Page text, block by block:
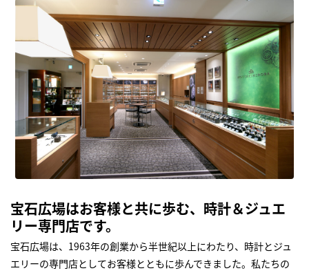
宝石広場はお客様と共に歩む、時計＆ジュエ
リー専門店です。
宝石広場は、1963年の創業から半世紀以上にわたり、時計とジュ
エリーの専門店としてお客様とともに歩んできました。私たちの